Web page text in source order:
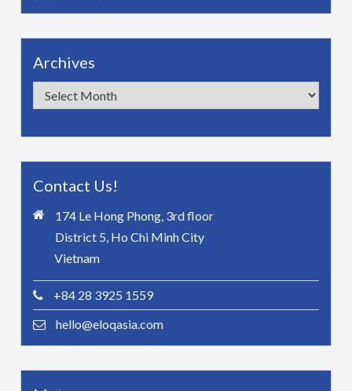
Archives
Archives
Contact Us!
174 Le Hong Phong, 3rd floor
District 5, Ho Chi Minh City
Vietnam
+84 28 3925 1559
hello@eloqasia.com